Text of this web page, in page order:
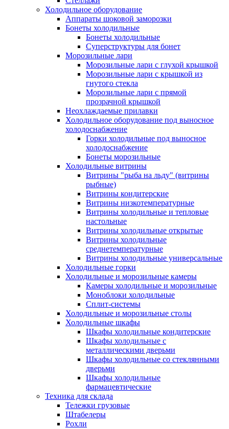
Холодильное оборудование
Аппараты шоковой заморозки
Бонеты холодильные
Бонеты холодильные
Суперструктуры для бонет
Морозильные лари
Морозильные лари с глухой крышкой
Морозильные лари с крышкой из
гнутого стекла
Морозильные лари с прямой
прозрачной крышкой
Неохлаждаемые прилавки
Холодильное оборудование под выносное
холодоснабжение
Горки холодильные под выносное
холодоснабжение
Бонеты морозильные
Холодильные витрины
Витрины "рыба на льду" (витрины
рыбные)
Витрины кондитерские
Витрины низкотемпературные
Витрины холодильные и тепловые
настольные
Витрины холодильные открытые
Витрины холодильные
среднетемпературные
Витрины холодильные универсальные
Холодильные горки
Холодильные и морозильные камеры
Камеры холодильные и морозильные
Моноблоки холодильные
Сплит-системы
Холодильные и морозильные столы
Холодильные шкафы
Шкафы холодильные кондитерские
Шкафы холодильные с
металлическими дверьми
Шкафы холодильные со стеклянными
дверьми
Шкафы холодильные
фармацевтические
Техника для склада
Тележки грузовые
Штабелеры
Рохли